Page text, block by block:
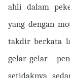
ahli dalam
yang dengan
takdir berkata
gelar-gelar
setidaknya